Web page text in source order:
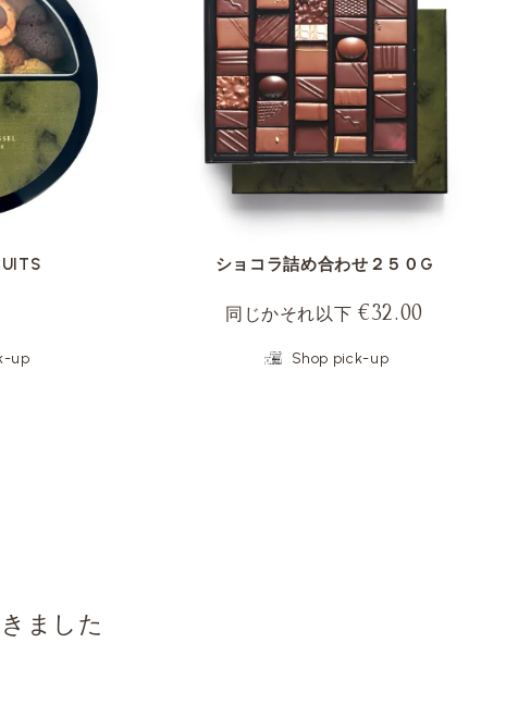
up
ショコラ詰め合わせ２５０G
同じかそれ以下 €32.00
Shop pick-up
VOIR LA FICHE
ました